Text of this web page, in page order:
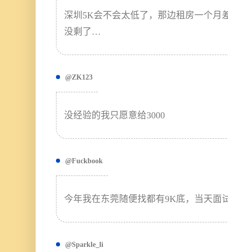
深圳5K会不会太低了，那边租房一个月
没剩了…
@ZK123
没经验的我只愿意给3000
@Fuckbook
今年我在东莞随便找都有9K底，当天
@Sparkle_li